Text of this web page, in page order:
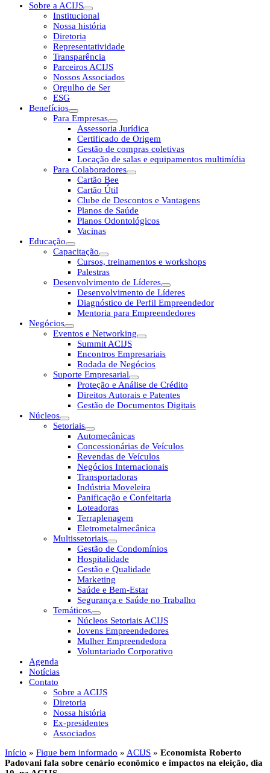
Sobre a ACIJS
Institucional
Nossa história
Diretoria
Representatividade
Transparência
Parceiros ACIJS
Nossos Associados
Orgulho de Ser
ESG
Benefícios
Para Empresas
Assessoria Jurídica
Certificado de Origem
Gestão de compras coletivas
Locação de salas e equipamentos multimídia
Para Colaboradores
Cartão Bee
Cartão Útil
Clube de Descontos e Vantagens
Planos de Saúde
Planos Odontológicos
Vacinas
Educação
Capacitação
Cursos, treinamentos e workshops
Palestras
Desenvolvimento de Líderes
Desenvolvimento de Líderes
Diagnóstico de Perfil Empreendedor
Mentoria para Empreendedores
Negócios
Eventos e Networking
Summit ACIJS
Encontros Empresariais
Rodada de Negócios
Suporte Empresarial
Proteção e Análise de Crédito
Direitos Autorais e Patentes
Gestão de Documentos Digitais
Núcleos
Setoriais
Automecânicas
Concessionárias de Veículos
Revendas de Veículos
Negócios Internacionais
Transportadoras
Indústria Moveleira
Panificação e Confeitaria
Loteadoras
Terraplenagem
Eletrometalmecânica
Multissetoriais
Gestão de Condomínios
Hospitalidade
Gestão e Qualidade
Marketing
Saúde e Bem-Estar
Segurança e Saúde no Trabalho
Temáticos
Núcleos Setoriais ACIJS
Jovens Empreendedores
Mulher Empreendedora
Voluntariado Corporativo
Agenda
Notícias
Contato
Sobre a ACIJS
Diretoria
Nossa história
Ex-presidentes
Associados
Início » Fique bem informado » ACIJS » Economista Roberto
Padovani fala sobre cenário econômico e impactos na eleição, dia